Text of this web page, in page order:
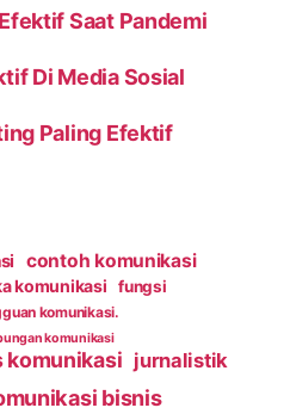
Saat Pandemi
Di Media Sosial
Paling Efektif
contoh komunikasi
komunikasi fungsi
komunikasi.
komunikasi
komunikasi jurnalistik
bisnis